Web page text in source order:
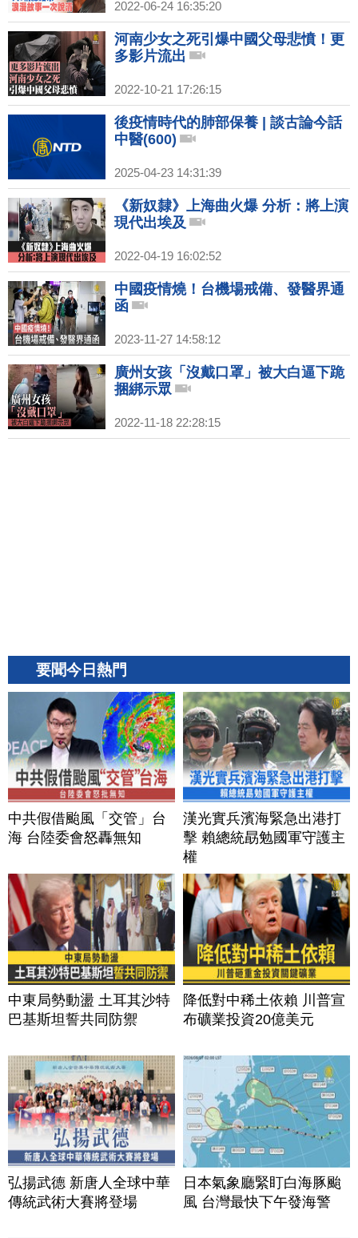
2022-06-24 16:35:20
河南少女之死引爆中國父母悲憤！更
多影片流出
2022-10-21 17:26:15
後疫情時代的肺部保養 | 談古論今話
中醫(600)
2025-04-23 14:31:39
《新奴隸》上海曲火爆 分析：將上演
現代出埃及
2022-04-19 16:02:52
中國疫情燒！台機場戒備、發醫界通
函
2023-11-27 14:58:12
廣州女孩「沒戴口罩」被大白逼下跪
捆綁示眾
2022-11-18 22:28:15
要聞今日熱門
中共假借颱風「交管」台
海 台陸委會怒轟無知
漢光實兵濱海緊急出港打
擊 賴總統勗勉國軍守護主
權
中東局勢動盪 土耳其沙特
巴基斯坦誓共同防禦
降低對中稀土依賴 川普宣
布礦業投資20億美元
弘揚武德 新唐人全球中華
傳統武術大賽將登場
日本氣象廳緊盯白海豚颱
風 台灣最快下午發海警